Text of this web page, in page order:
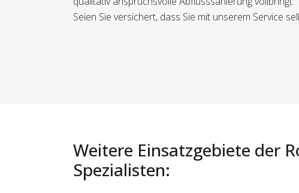
Seien Sie versichert, dass Sie mit unserem Service
Weitere Einsatzgebiete der
Spezialisten: